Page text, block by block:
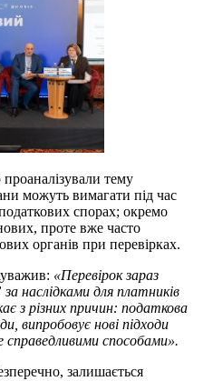
тему
можуть вимагати під час
спорах; окремо
проте вже часто
органів при перевірках.
«Перевірок зараз
наслідками для платників
з різних причин: податкова
випробовує нові підходи
способами».
залишається